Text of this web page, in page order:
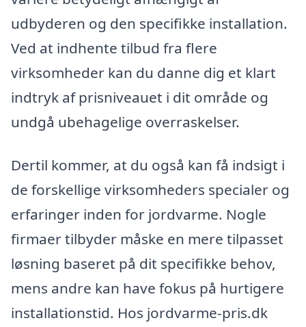
udbyderen og den specifikke installation.
Ved at indhente tilbud fra flere
virksomheder kan du danne dig et klart
indtryk af prisniveauet i dit område og
undgå ubehagelige overraskelser.
Dertil kommer, at du også kan få indsigt i
de forskellige virksomheders specialer og
erfaringer inden for jordvarme. Nogle
firmaer tilbyder måske en mere tilpasset
løsning baseret på dit specifikke behov,
mens andre kan have fokus på hurtigere
installationstid. Hos jordvarme-pris.dk